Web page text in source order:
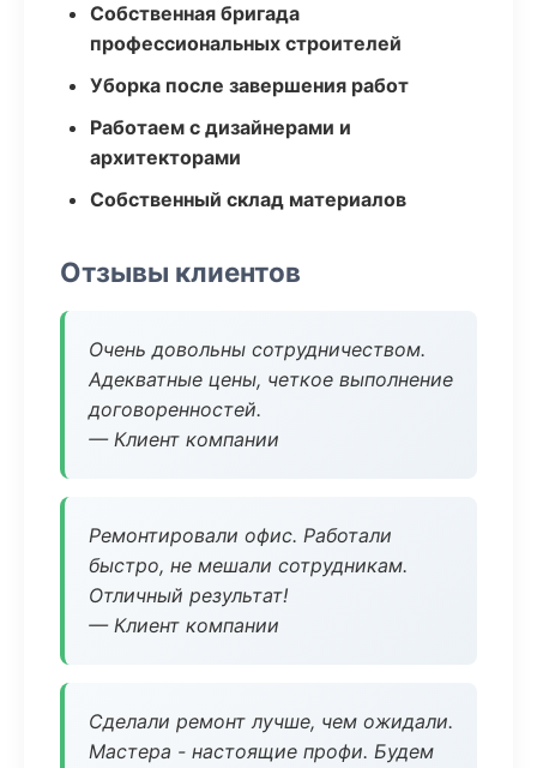
Собственная бригада
профессиональных строителей
Уборка после завершения работ
Работаем с дизайнерами и
архитекторами
Собственный склад материалов
Отзывы клиентов
Очень довольны сотрудничеством.
Адекватные цены, четкое выполнение
договоренностей.
— Клиент компании
Ремонтировали офис. Работали
быстро, не мешали сотрудникам.
Отличный результат!
— Клиент компании
Сделали ремонт лучше, чем ожидали.
Мастера - настоящие профи. Будем